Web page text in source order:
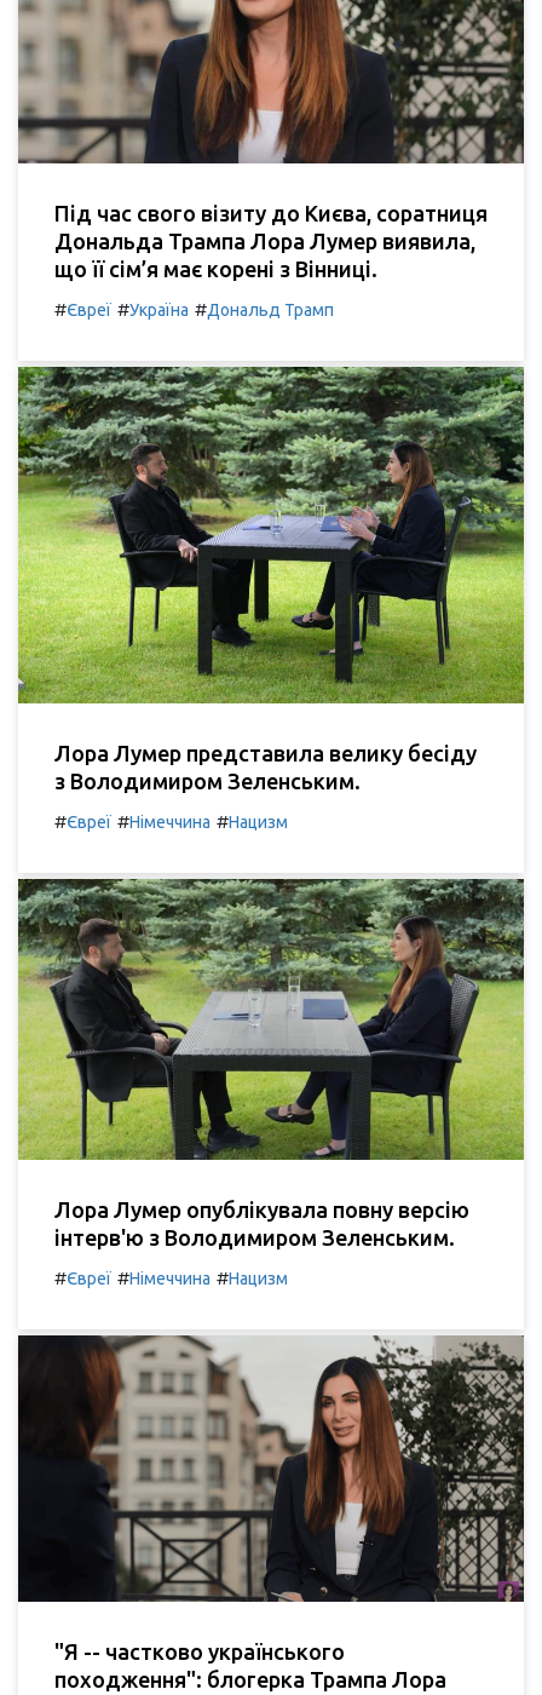
Під час свого візиту до Києва, соратниця
Дональда Трампа Лора Лумер виявила,
що її сім’я має корені з Вінниці.
#Євреї #Україна #Дональд Трамп
Лора Лумер представила велику бесіду
з Володимиром Зеленським.
#Євреї #Німеччина #Нацизм
Лора Лумер опублікувала повну версію
інтерв'ю з Володимиром Зеленським.
#Євреї #Німеччина #Нацизм
"Я -- частково українського
походження": блогерка Трампа Лора